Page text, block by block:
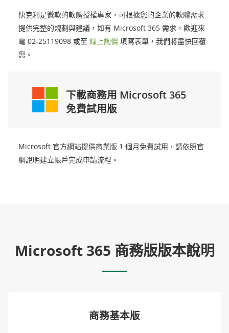
快克利是微軟的軟體授權專家，可根據您的企業的軟體需求
提供完整的規劃與建議，如有 Microsoft 365 需求，歡迎來
電 02-25119098 或至 線上詢價填寫表單，我們將盡快回覆
您。
下載商務用 Microsoft 365
免費試用版
Microsoft 官方網站提供商業版 1 個月免費試用，請依照官
網說明建立帳戶完成申請流程。
Microsoft 365 商務版版本說明
商務基本版